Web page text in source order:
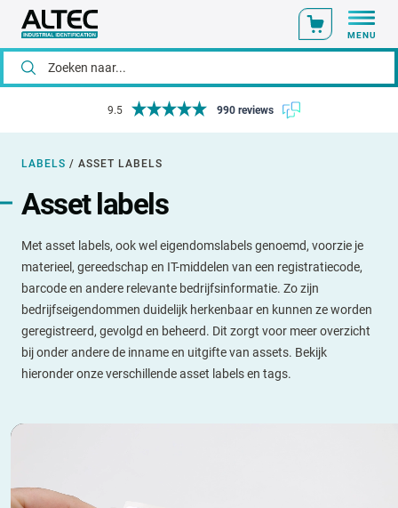
MENU
Online bestellen via ons klantportaal
LABELS / ASSET LABELS
Asset labels
Met asset labels, ook wel eigendomslabels genoemd, voorzie je
materieel, gereedschap en IT-middelen van een registratiecode,
barcode en andere relevante bedrijfsinformatie. Zo zijn
bedrijfseigendommen duidelijk herkenbaar en kunnen ze worden
geregistreerd, gevolgd en beheerd. Dit zorgt voor meer overzicht
bij onder andere de inname en uitgifte van assets. Bekijk
hieronder onze verschillende asset labels en tags.